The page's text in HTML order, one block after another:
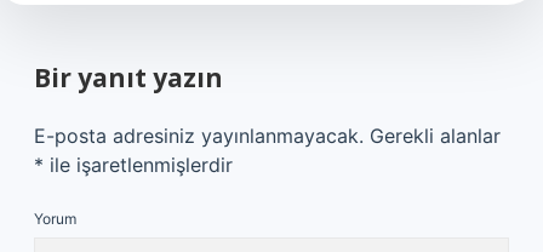
Bir yanıt yazın
E-posta adresiniz yayınlanmayacak. Gerekli alanlar
* ile işaretlenmişlerdir
Yorum